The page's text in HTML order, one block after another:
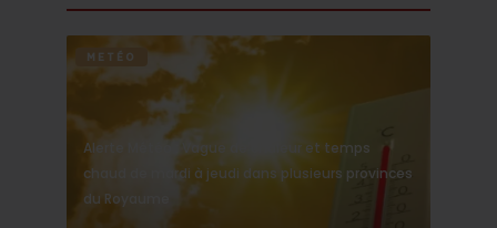
METÉO
Alerte Météo : Vague de chaleur et temps
chaud de mardi à jeudi dans plusieurs provinces
du Royaume